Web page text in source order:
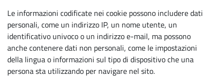
Le informazioni codificate nei cookie possono includere dati
personali, come un indirizzo IP, un nome utente, un
identificativo univoco o un indirizzo e-mail, ma possono
anche contenere dati non personali, come le impostazioni
della lingua o informazioni sul tipo di dispositivo che una
persona sta utilizzando per navigare nel sito.